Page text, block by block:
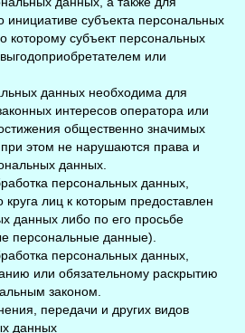
инициативе субъекта персональных
которому субъект персональных
или
данных необходима для
интересов оператора или
общественно значимых
этом не нарушаются права и
данных.
персональных данных,
круга лиц к которым предоставлен
данных либо по его просьбе
персональные данные).
персональных данных,
или обязательному раскрытию
законом.
передачи и других видов
данных